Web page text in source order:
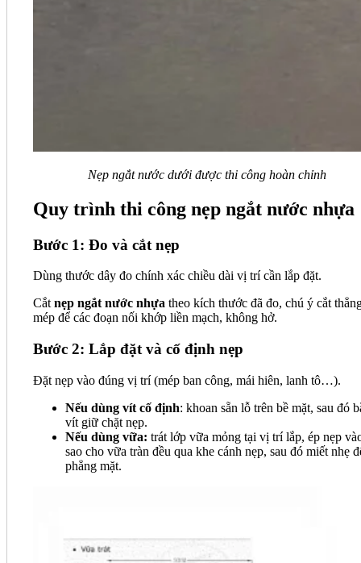
Nẹp ngắt nước dưới được thi công hoàn chỉnh
Quy trình thi công nẹp ngắt nước nhựa
Bước 1: Đo và cắt nẹp
Dùng thước dây đo chính xác chiều dài vị trí cần lắp đặt.
Cắt nẹp ngắt nước nhựa theo kích thước đã đo, chú ý cắt
mép để các đoạn nối khớp liền mạch, không hở.
Bước 2: Lắp đặt và cố định nẹp
Đặt nẹp vào đúng vị trí (mép ban công, mái hiên, lanh tô…).
Nếu dùng vít cố định: khoan sẵn lỗ trên bề mặt, sau đó
vít giữ chặt nẹp.
Nếu dùng vữa: trát lớp vữa mỏng tại vị trí lắp, ép nẹp
sao cho vữa tràn đều qua khe cánh nẹp, sau đó miết nhẹ
phẳng mặt.